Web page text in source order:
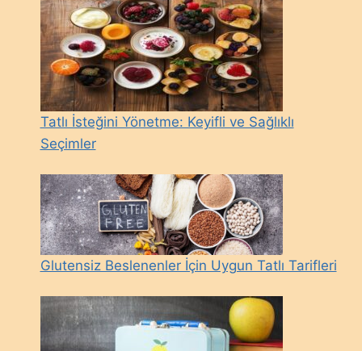
Tatlı İsteğini Yönetme: Keyifli ve Sağlıklı
Seçimler
Glutensiz Beslenenler İçin Uygun Tatlı Tarifleri